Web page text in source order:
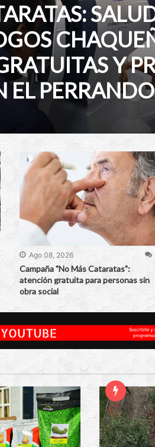
Y
EL PERRANDO
Ago 08, 2026
Campaña "No Más Cataratas":
atención gratuita para personas sin
obra social